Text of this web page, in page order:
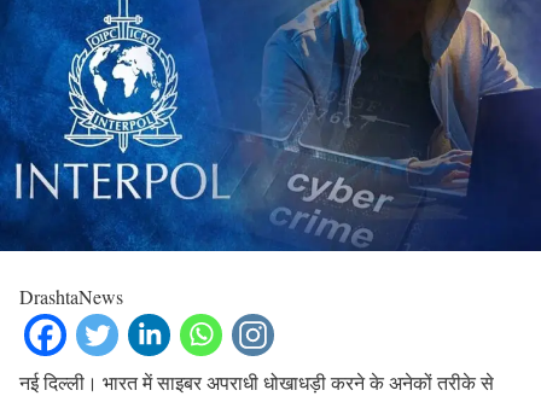
DrashtaNews
नई दिल्ली। भारत में साइबर अपराधी धोखाधड़ी करने के अनेकों तरीके से